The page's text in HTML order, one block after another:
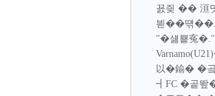
꾨즺 �� 洹
븯��떆
"�섏뿉寃
以�鍮� �
┫FC �곹